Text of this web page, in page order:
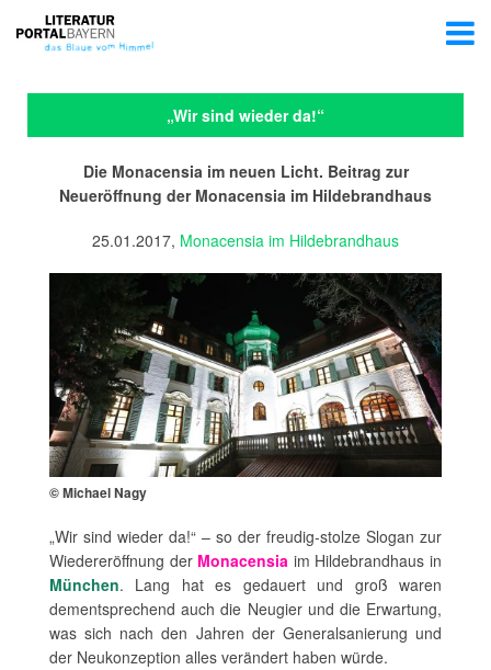
„Wir sind wieder da!“
Die Monacensia im neuen Licht. Beitrag zur
Neueröffnung der Monacensia im Hildebrandhaus
25.01.2017, Monacensia im Hildebrandhaus
© Michael Nagy
„Wir sind wieder da!“ – so der freudig-stolze Slogan zur
Wiedereröffnung der Monacensia im Hildebrandhaus in
München. Lang hat es gedauert und groß waren
dementsprechend auch die Neugier und die Erwartung,
was sich nach den Jahren der Generalsanierung und
der Neukonzeption alles verändert haben würde.